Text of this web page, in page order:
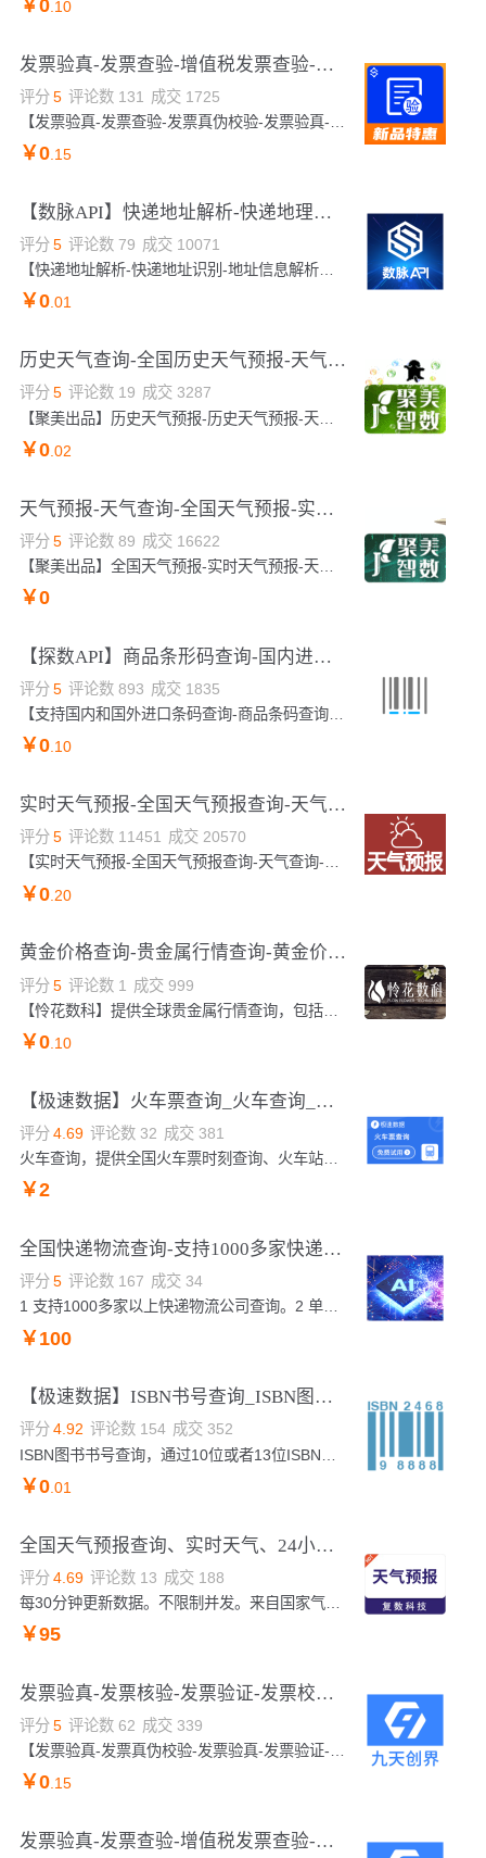
￥0.10
发票验真-发票查验-增值税发票查验-发票查验-发票校验-发票验真-增值税发票核验-发票查验-增值税发票验真-...
评分 5 评论数 131 成交 1725
￥0.15
【数脉API】快递地址解析-快递地理解析-快递地址识别-快递地址识别-快递解析-地址解析
评分 5 评论数 79 成交 10071
【快递地址解析-快递地址识别-地址信息解析】通过快递地址解析API接口，将原始快递地址批量解析为标准地址。
￥0.01
历史天气查询-全国历史天气预报-天气预报-天气查询-空气湿度-空气质量指数-历史天气查询
评分 5 评论数 19 成交 3287
【聚美出品】历史天气预报-历史天气预报-天气查询-全国历史天气查询-天气查询-天气预报-全国天气预报-实时天气预报-天气查询-实时天气查询-全国天气预报-实时天气预报-天气查询-实时天气查询-全国天气预报-实时天气预报-天气查询-实时天气查询-全国天气预报-实时天气预报-天气查询-实时天气查询-全国天气预报-实时天气预报-天气查询-实时天气查询-全国天气预报-实时天气预报-天气查询-实时天气查询-天气查询-实时天气查询-天气查询-实时天气查询-天气查询-实时天气查询-天气查询-实时天气查询-天气查询-实时天气查询-天气查询-实时天气...
￥0.02
天气预报-天气查询-全国天气预报-实时天气查询-天气预报-天气预报-景区天气查询-天气预报-实时天气预报
评分 5 评论数 89 成交 16622
【聚美出品】全国天气预报-实时天气预报-天气查询-24小时天气查询-近7天天气查询-近40天天气查询-全国天气预报-实时天气预报-天气查询-实时天气查询-全国天气预报-实时天气预报-天气查询-实时天气查询-全国天气预报-实时天气预报-天气查询-实时天气查询-全国天气预报-实时天气预报-天气查询-实时天气查询-全国天气预报-实时天气预报-天气查询-实时天气查询-全国天气预报-实时天气预报-天气查询-实时天气查询-天气查询-实时天气查询-天气查询-实时天气查询-天气查询-实时天气查询-天气查询-实时天气查询-天气查询-实时天气查询-天气查询-...
￥0
【探数API】商品条形码查询-国内进口条码信息查询-食品条码查询接口-条形码数据查询
评分 5 评论数 893 成交 1835
【支持国内和国外进口条码查询-商品条码查询-商品条形码信息】 通过输入13位或14位条码，获取此条码对应商品的名称、品牌、规格、价格、等信息，海量条码信息储备。提供高效稳定的解决方案。
￥0.10
实时天气预报-全国天气预报查询-天气查询-天气api接口-天气预警-天气预报查询-天气预报-空气质量指数-天气...
评分 5 评论数 11451 成交 20570
【实时天气预报-全国天气预报查询-天气查询-天气api接口-天气预警】通过地名、地区代码、坐标区域、IP地址等查询天气情况，可查询今日实时天气、未来24小时天气、未来7天、15天、40天内的天气预报，同时返回气象灾害预警、PM25空气质量指数、生活指数、整点天气实况，广泛应用于能源、电力、农业、旅游航海、生活服务等领域。数据更新及时，接口高效稳定，支持高并发。
￥0.20
黄金价格查询-贵金属行情查询-黄金价格实时查询-国际金价查询-黄金价格-贵金属期货行情
评分 5 评论数 1 成交 999
【怜花数科】提供全球贵金属行情查询，包括实时价格、历史价格、K线走势、期货合约等，覆盖国内和国外贵金属交易数据，实时更新。
￥0.10
【极速数据】火车票查询_火车查询_火车车次_火车车站查询
评分 4.69 评论数 32 成交 381
火车查询，提供全国火车票时刻查询、火车站站查询、火车余票查询等3个接口。
￥2
全国快递物流查询-支持1000多家快递公司-快递物流查询-快递查询-单号查询
评分 5 评论数 167 成交 34
1 支持1000多家以上快递物流公司查询。2 单号自动识别。3 接口稳定，高效。4 系统由工程师定期维护。
￥100
【极速数据】ISBN书号查询_ISBN图书信息查询_ISBN书号权威查询
评分 4.92 评论数 154 成交 352
￥0.01
全国天气预报查询、实时天气、24小时天气、景区天气、预报7天/15天【高并发、不限流、低延迟】【集群服务】
评分 4.69 评论数 13 成交 188
每30分钟更新数据。不限制并发。来自国家气象局数据，可根据地名、经纬度GPS、IP查询对应地区的预报。包括7日/15日天气、预警、PM 2.5空气质量指数，体感温度、紫外线等级、穿衣、出行、洗车等生活指数。不限QPS，多机房集群部署，SLA服务质量的保证！
￥95
发票验真-发票核验-发票验证-发票校验-发票查询-发票查验-增值税发票验真-base64版
评分 5 评论数 62 成交 339
【发票验真-发票真伪校验-发票验真-发票验证-增值税发票查验-电子发票查验-发票核验-发票验证-发票校验-发票查询-发票查验-增值税发票验真-base64版】传入发票照片，验证发票真伪,支持jpg、png
￥0.15
发票验真-发票查验-增值税发票查验-电子发票查验-发票验证-发票校验